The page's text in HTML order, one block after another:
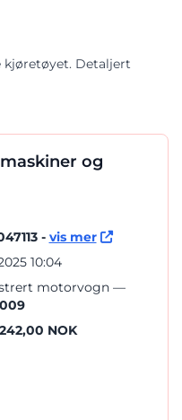
Detaljert
og
- vis mer
10:04
Registrert motorvogn —
NOK